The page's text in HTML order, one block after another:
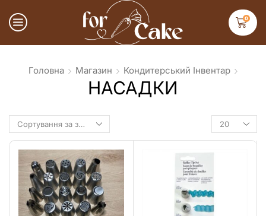
0
Головна Магазин Кондитерський Інвентар
НАСАДКИ